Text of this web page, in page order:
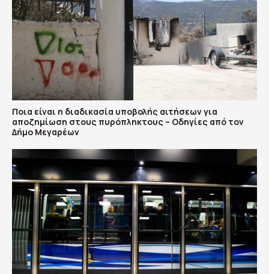
Ποια είναι η διαδικασία υποβολής αιτήσεων για
αποζημίωση στους πυρόπληκτους – Οδηγίες από τον
Δήμο Μεγαρέων